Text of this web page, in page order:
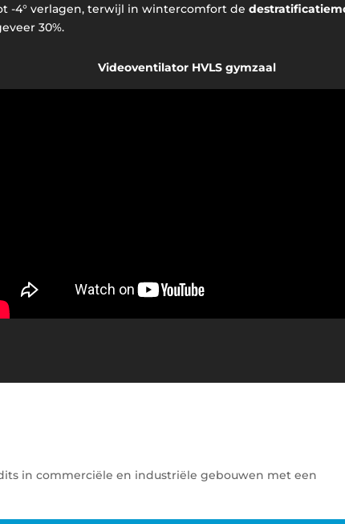
-4° verlagen, terwijl in wintercomfort de
30%.
Videoventilator HVLS gymzaal
in commerciële en industriële gebouwen met een